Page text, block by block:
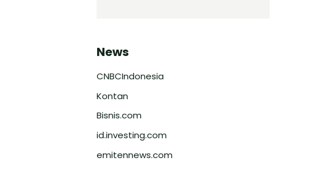
News
CNBCIndonesia
Kontan
Bisnis.com
id.investing.com
emitennews.com